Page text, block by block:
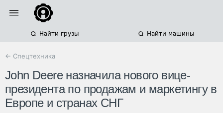
Найти грузы Найти машины
← Спецтехника
John Deere назначила нового вице-
президента по продажам и маркетингу в
Европе и странах СНГ